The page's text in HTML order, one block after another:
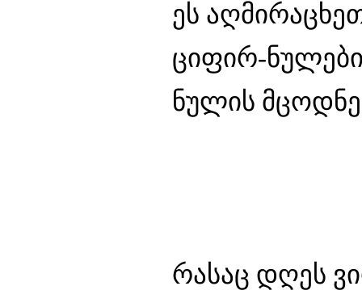
ეს
ციფირ-
ნულის
რასაც დღეს